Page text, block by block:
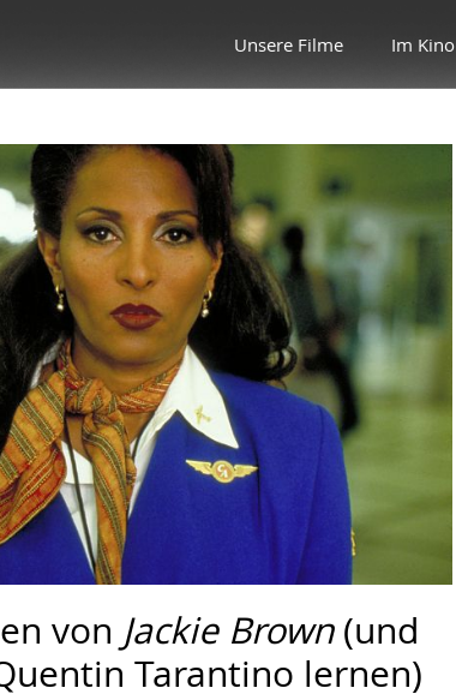
Unsere Filme Im Kino
von Jackie Brown (und
Tarantino lernen)